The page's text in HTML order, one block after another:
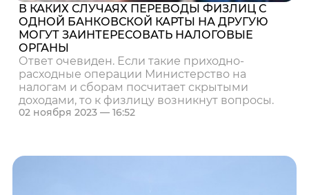
В КАКИХ СЛУЧАЯХ ПЕРЕВОДЫ ФИЗЛИЦ С
ОДНОЙ БАНКОВСКОЙ КАРТЫ НА ДРУГУЮ
МОГУТ ЗАИНТЕРЕСОВАТЬ НАЛОГОВЫЕ
ОРГАНЫ
Ответ очевиден. Если такие приходно-
расходные операции Министерство на
налогам и сборам посчитает скрытыми
доходами, то к физлицу возникнут вопросы.
02 ноября 2023 — 16:52